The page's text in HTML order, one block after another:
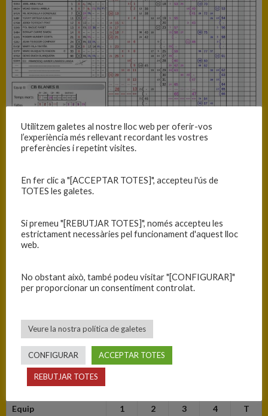
INFORMACIÓ
28/09/2025 18:00
Sènior B
RESULTATS
Equip 1 2 3 4 T
Utilitzem galetes al nostre lloc web per oferir-vos
l’experiència més rellevant recordant les vostres
preferències i repetint visites.
En fer clic a "[ACCEPTAR TOTES]", accepteu l'ús de
TOTES les galetes.
Si premeu "[REBUTJAR TOTES]", només accepteu les
estrictament necessàries pel funcionament d'aquest lloc
web.
No obstant això, també podeu visitar "[CONFIGURAR]"
per proporcionar un consentiment controlat.
Veure la nostra política de galetes
CONFIGURAR ACCEPTAR TOTES
REBUTJAR TOTES